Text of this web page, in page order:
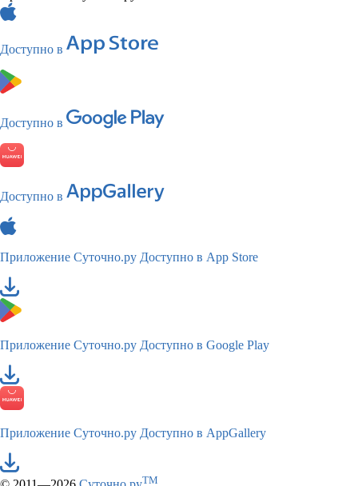
Доступно в
Доступно в
Доступно в
Приложение Суточно.ру Доступно в App Store
Приложение Суточно.ру Доступно в Google Play
Приложение Суточно.ру Доступно в AppGallery
TM